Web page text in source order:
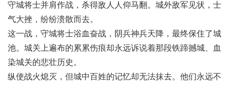
守城将士并肩作战，杀得敌人人仰马翻。城外敌军见状，士
气大挫，纷纷溃散而去。
这一战，守城将士浴血奋战，阴兵神兵天降，最终保住了城
池。城关上遍布的累累伤痕却永远诉说着那段铁蹄撼城、血
染城关的悲壮历史。
纵使战火熄灭，但城中百姓的记忆却无法抹去。他们永远不